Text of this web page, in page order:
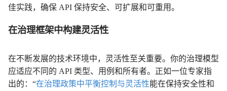
佳实践，确保 API 保持安全、可扩展和可重用。
在治理框架中构建灵活性
在不断发展的技术环境中，灵活性至关重要。你的治理模型
应适应不同的 API 类型、用例和所有者。正如一位专家指
出的：“在治理政策中平衡控制与灵活性能在保持安全性和